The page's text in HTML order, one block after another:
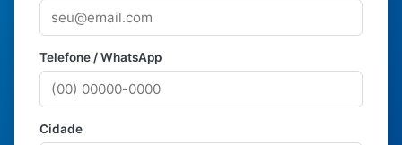
Telefone / WhatsApp
Cidade